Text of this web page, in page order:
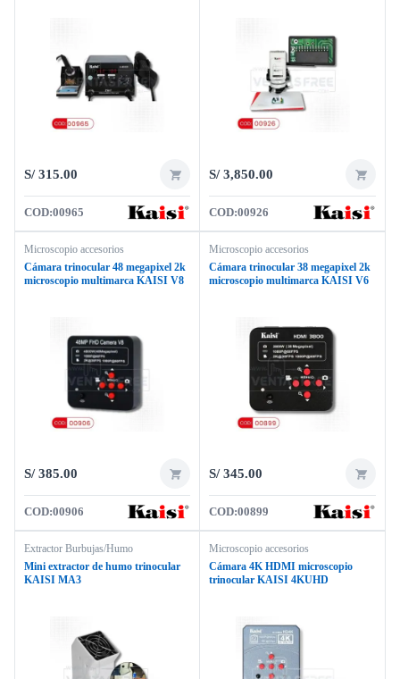
S/315.00
COD:00965
S/3,850.00
COD:00926
Microscopio accesorios
Cámara trinocular 48 megapixel 2k
microscopio multimarca KAISI V8
S/385.00
COD:00906
Microscopio accesorios
Cámara trinocular 38 megapixel 2k
microscopio multimarca KAISI V6
S/345.00
COD:00899
Extractor Burbujas/Humo
Mini extractor de humo trinocular
KAISI MA3
Microscopio accesorios
Cámara 4K HDMI microscopio
trinocular KAISI 4KUHD